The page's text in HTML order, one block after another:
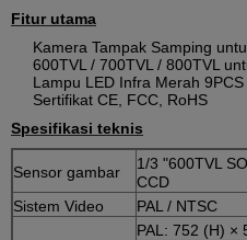
Fitur utama
Kamera Tampak Samping
600TVL / 700TVL / 800TVL
Lampu LED Infra Merah 9PCS
Sertifikat CE, FCC, RoHS
Spesifikasi teknis
Sensor gambar
1/3 "600TVL
CCD
Sistem Video
PAL / NTSC
PAL: 752 (H) ×